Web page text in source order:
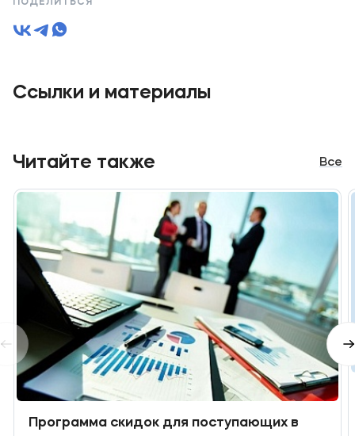
ПОДЕЛИТЬСЯ
Ссылки и материалы
Читайте также Все
Программа скидок для поступающих в